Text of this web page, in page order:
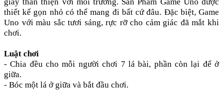
thiết kế gọn nhỏ có thể mang đi bất cứ đâu. Đặc biệt, Game
Uno với màu sắc tươi sáng, rực rỡ cho cảm giác đã mắt khi
chơi.
Luật chơi
- Chia đều cho mỗi người chơi 7 lá bài, phần còn lại để ở
giữa.
- Bóc một lá ở giữa và bắt đầu chơi.